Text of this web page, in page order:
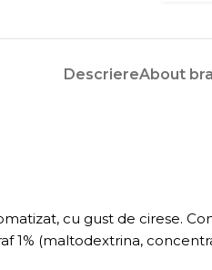
DescriereAbout
cu gust de cirese.
1% (maltodextrina,